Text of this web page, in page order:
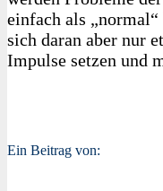
einfach als
sich daran aber nur
Impulse setzen und
Ein Beitrag von: